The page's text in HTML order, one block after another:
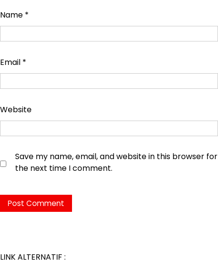
Name *
Email *
Website
Save my name, email, and website in this browser for
the next time I comment.
LINK ALTERNATIF :